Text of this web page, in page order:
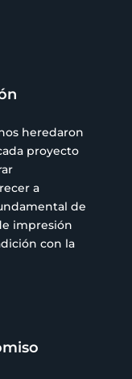
heredaron
proyecto
a
de
impresión
con la